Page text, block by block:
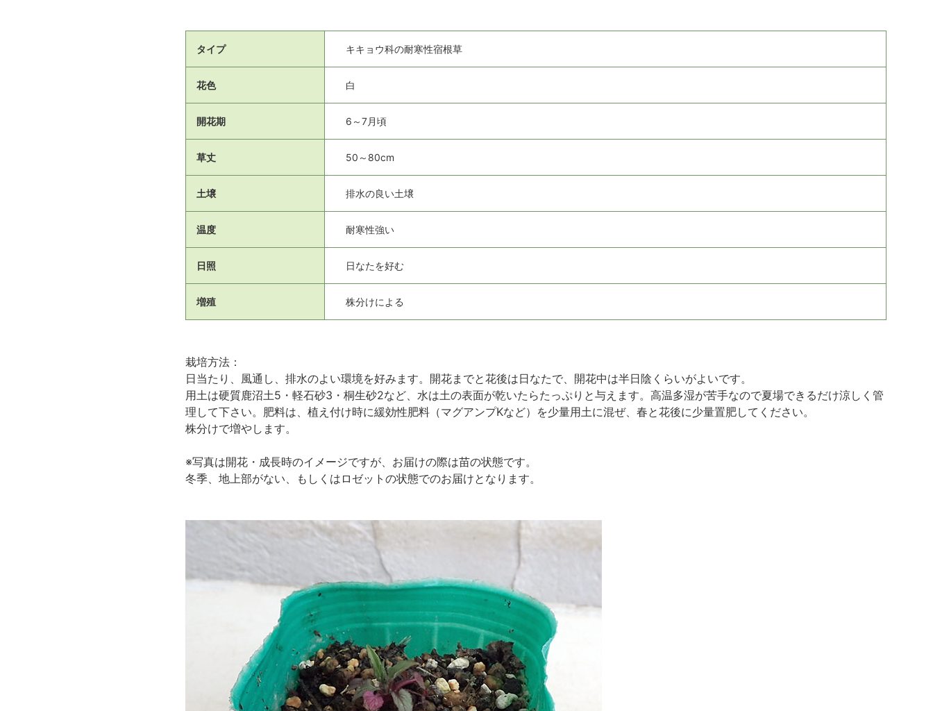
タイプ キキョウ科の耐寒性宿根草
花色 白
開花期 6～7月頃
草丈 50～80cm
土壌 排水の良い土壌
温度 耐寒性強い
日照 日なたを好む
増殖 株分けによる
栽培方法：
日当たり、風通し、排水のよい環境を好みます。開花までと花後は日なたで、開花中は半日陰くらいがよいです。
用土は硬質鹿沼土5・軽石砂3・桐生砂2など、水は土の表面が乾いたらたっぷりと与えます。高温多湿が苦手なので夏場できるだけ涼しく管
理して下さい。肥料は、植え付け時に緩効性肥料（マグアンプKなど）を少量用土に混ぜ、春と花後に少量置肥してください。
株分けで増やします。
※写真は開花・成長時のイメージですが、お届けの際は苗の状態です。
冬季、地上部がない、もしくはロゼットの状態でのお届けとなります。